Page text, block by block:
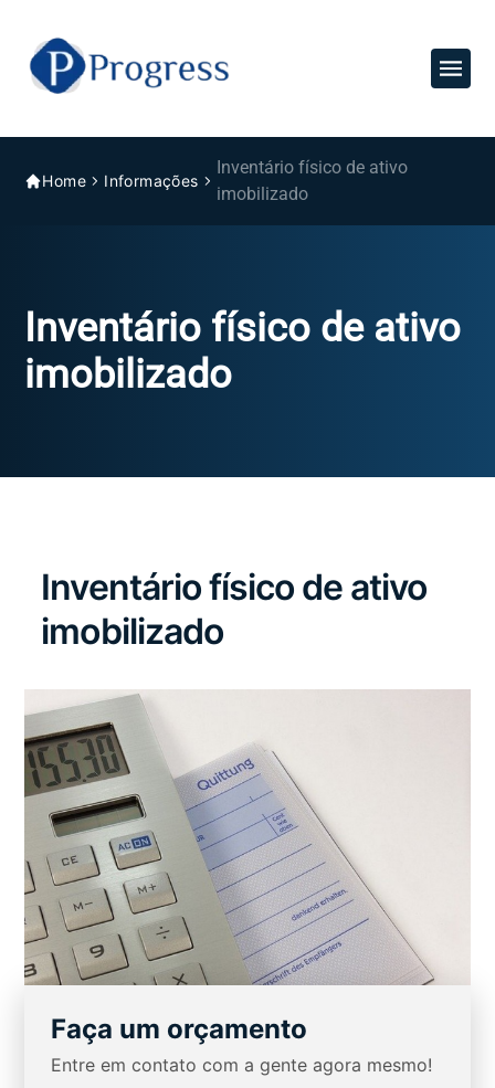
Home Informações
Inventário físico de ativo
imobilizado
Inventário físico de ativo
imobilizado
Inventário físico de ativo
imobilizado
Faça um orçamento
Entre em contato com a gente agora mesmo!